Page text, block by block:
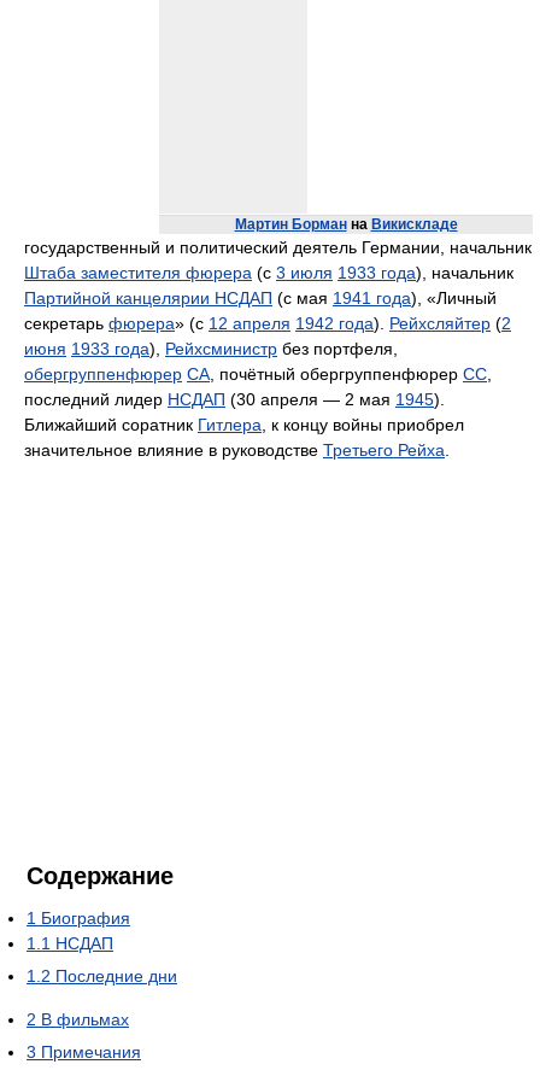
Мартин Борманна Викискладе
государственный и политический деятель Германии, начальник
Штаба заместителя фюрера (с 3 июля 1933 года), начальник
Партийной канцелярии НСДАП (с мая 1941 года), «Личный
секретарь фюрера» (с 12 апреля 1942 года). Рейхсляйтер (2
июня 1933 года), Рейхсминистр без портфеля,
обергруппенфюрер СА , почётный обергруппенфюрер СС
последний лидер НСДАП (30 апреля — 2 мая 1945).
Ближайший соратник Гитлера , к концу войны приобрел
значительное влияние в руководстве Третьего Рейха
Содержание
1 Биография
1.1 НСДАП
1.2 Последние дни
2 В фильмах
3 Примечания